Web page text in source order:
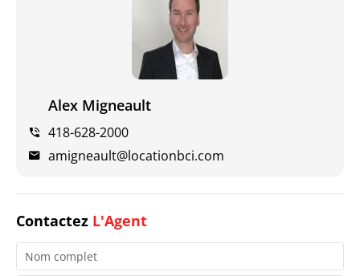
Alex Migneault
418-628-2000
amigneault@locationbci.com
Contactez L'Agent